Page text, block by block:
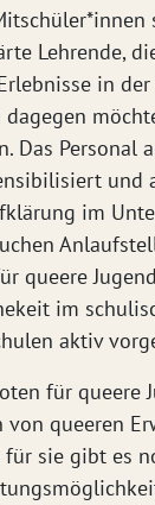
Lehrende,
in
dagegen
Das Personal
und
im
queere
im
aktiv
für queere
queeren
für sie gibt es